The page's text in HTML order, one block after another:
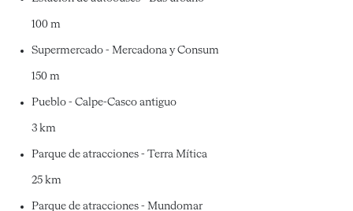
100 m
Supermercado - Mercadona y Consum
150 m
Pueblo - Calpe-Casco antiguo
3 km
Parque de atracciones - Terra Mítica
25 km
Parque de atracciones - Mundomar